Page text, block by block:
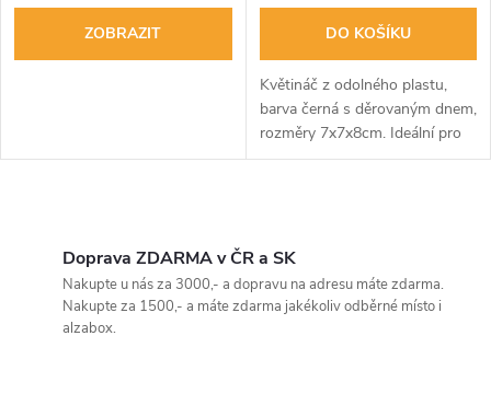
ZOBRAZIT DO KOŠÍKU
Květináč z odolného plastu,
barva černá s děrovaným dnem,
rozměry 7x7x8cm. Ideální pro
malé rostliny a vnitřní dekoraci.
Doprava ZDARMA v ČR a SK
Nakupte u nás za 3000,- a dopravu na adresu máte zdarma.
Nakupte za 1500,- a máte zdarma jakékoliv odběrné místo i
alzabox.